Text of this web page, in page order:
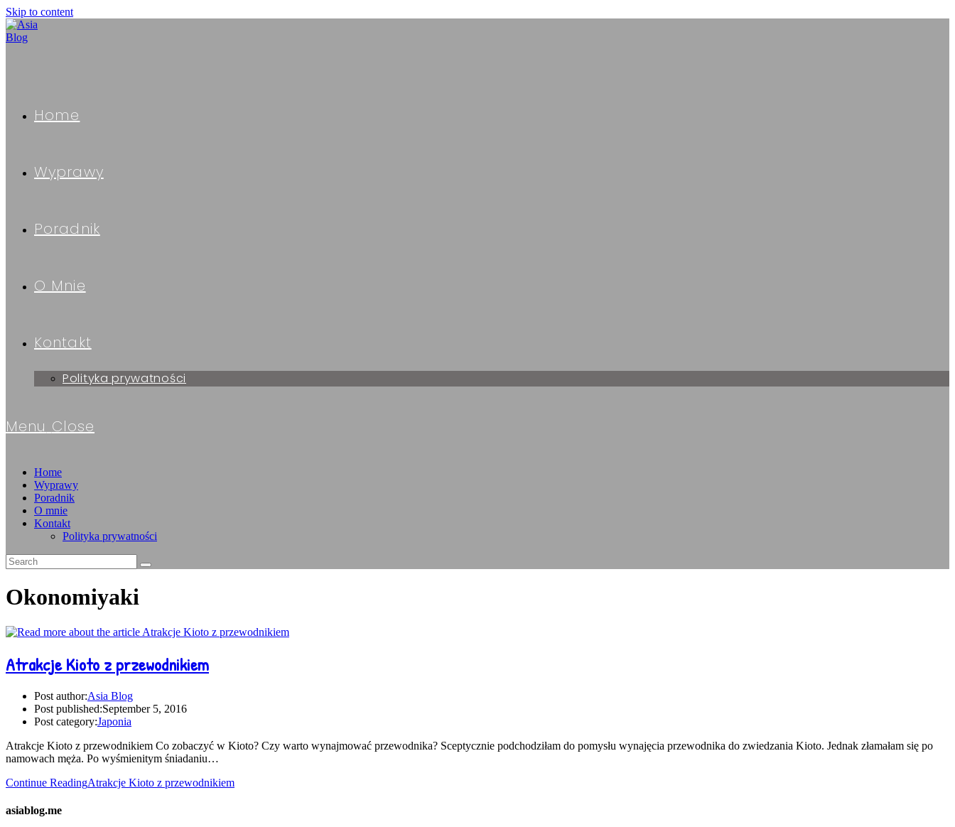
Skip to content
Home
Wyprawy
Poradnik
O Mnie
Kontakt
Polityka prywatności
Menu Close
Home
Wyprawy
Poradnik
O mnie
Kontakt
Polityka prywatności
Okonomiyaki
Atrakcje Kioto z przewodnikiem
Post author:Asia Blog
Post published:September 5, 2016
Post category:Japonia
Atrakcje Kioto z przewodnikiem Co zobaczyć w Kioto? Czy warto wynajmować przewodnika? Sceptycznie podchodziłam do pomysłu wynajęcia przewodnika do zwiedzania Kioto. Jednak złamałam się po
namowach męża. Po wyśmienitym śniadaniu…
Continue ReadingAtrakcje Kioto z przewodnikiem
asiablog.me